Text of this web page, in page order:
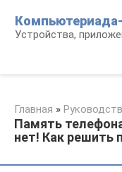
контенту
Устройства,
Главная »
Память
нет! Как решить